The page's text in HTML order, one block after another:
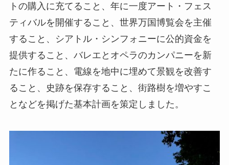
トの購入に充てること、年に一度アート・フェス
ティバルを開催すること、世界万国博覧会を主催
すること、シアトル・シンフォニーに公的資金を
提供すること、バレエとオペラのカンパニーを新
たに作ること、電線を地中に埋めて景観を改善す
ること、史跡を保存すること、街路樹を増やすこ
となどを掲げた基本計画を策定しました。